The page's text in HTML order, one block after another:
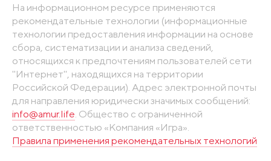
На информационном ресурсе применяются
рекомендательные технологии (информационные
технологии предоставления информации на основе
сбора, систематизации и анализа сведений,
относящихся к предпочтениям пользователей сети
"Интернет", находящихся на территории
Российской Федерации). Адрес электронной почты
для направления юридически значимых сообщений:
info@amur.life . Общество с ограниченной
ответственностью «Компания «Игра».
Правила применения рекомендательных технологий